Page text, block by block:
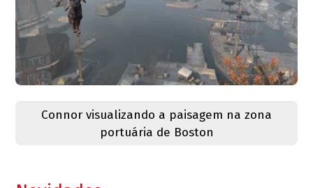
Connor visualizando a paisagem na zona
portuária de Boston